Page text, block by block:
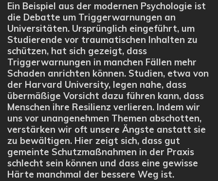
Ein Beispiel aus der modernen Psychologie ist
die Debatte um Triggerwarnungen an
Universitäten. Ursprünglich eingeführt, um
Studierende vor traumatischen Inhalten zu
schützen, hat sich gezeigt, dass
Triggerwarnungen in manchen Fällen mehr
Schaden anrichten können. Studien, etwa von
der Harvard University, legen nahe, dass
übermäßige Vorsicht dazu führen kann, dass
Menschen ihre Resilienz verlieren. Indem wir
uns vor unangenehmen Themen abschotten,
verstärken wir oft unsere Ängste anstatt sie
zu bewältigen. Hier zeigt sich, dass gut
gemeinte Schutzmaßnahmen in der Praxis
schlecht sein können und dass eine gewisse
Härte manchmal der bessere Weg ist.